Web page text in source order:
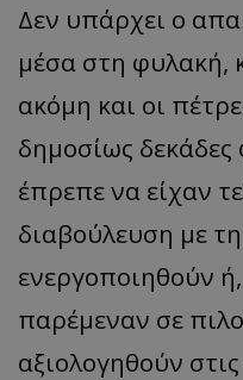
Δεν υπάρχει ο
μέσα στη φυλακή,
ακόμη και οι
δημοσίως
έπρεπε να είχαν
διαβούλευση με
ενεργοποιηθούν
παρέμεναν σε
αξιολογηθούν